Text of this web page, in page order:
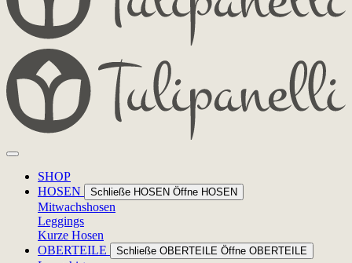
SHOP
HOSEN
Schließe HOSEN Öffne HOSEN
Mitwachshosen
Leggings
Kurze Hosen
OBERTEILE
Schließe OBERTEILE Öffne OBERTEILE